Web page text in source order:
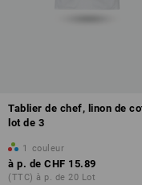
Tablier de chef, linon de
lot de 3
1 couleur
à p. de CHF 15.89
(TTC) à p. de 20 Lot